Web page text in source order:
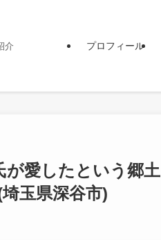
介 プロフィール
が愛したという郷土
玉県深谷市)